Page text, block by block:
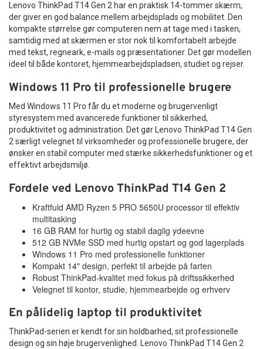
Fordele ved SOLID Stereo Headset HT-
HD212
Klar stereo lyd til musik, møder og gaming
Indbygget mikrofon til tydelig kommunikation
Lukket design der reducerer baggrundsstøj
Universelt 3,5 mm jackstik
Kompatibel med PC, mobil og tablet
Let og ergonomisk design
Holdbar konstruktion til daglig brug
Et prisvenligt headset med høj værdi
et pålideligt og komfortabelt headset, der leverer høj
ergonomisk design og bred kompatibilitet gør det til et
oplagt valg for både private brugere og virksomheder.
Hvis du ønsker et
komfortabelt headset til computer, møder,
gaming og musik, er HT-HD212 et sikkert valg. Det giver dig
en stabil lydoplevelse, tydelig kommunikation og komfort –
alt sammen i ét praktisk headset.
Lenovo ThinkPad T14 Gen 2 har en praktisk 14-tommer skærm,
der giver en god balance mellem arbejdsplads og mobilitet. Den
kompakte størrelse gør computeren nem at tage med i tasken,
samtidig med at skærmen er stor nok til komfortabelt arbejde
med tekst, regneark, e-mails og præsentationer. Det gør modellen
ideel til både kontoret, hjemmearbejdspladsen, studiet og rejser.
Windows 11 Pro til professionelle brugere
Med Windows 11 Pro får du et moderne og brugervenligt
styresystem med avancerede funktioner til sikkerhed,
produktivitet og administration. Det gør Lenovo ThinkPad T14 Gen
2 særligt velegnet til virksomheder og professionelle brugere, der
ønsker en stabil computer med stærke sikkerhedsfunktioner og et
effektivt arbejdsmiljø.
Fordele ved Lenovo ThinkPad T14 Gen 2
Kraftfuld AMD Ryzen 5 PRO 5650U processor til effektiv
multitasking
16 GB RAM for hurtig og stabil daglig ydeevne
512 GB NVMe SSD med hurtig opstart og god lagerplads
Windows 11 Pro med professionelle funktioner
Kompakt 14" design, perfekt til arbejde på farten
Robust ThinkPad-kvalitet med fokus på driftssikkerhed
Velegnet til kontor, studie, hjemmearbejde og erhverv
En pålidelig laptop til produktivitet
ThinkPad-serien er kendt for sin holdbarhed, sit professionelle
design og sin høje brugervenlighed. Lenovo ThinkPad T14 Gen 2